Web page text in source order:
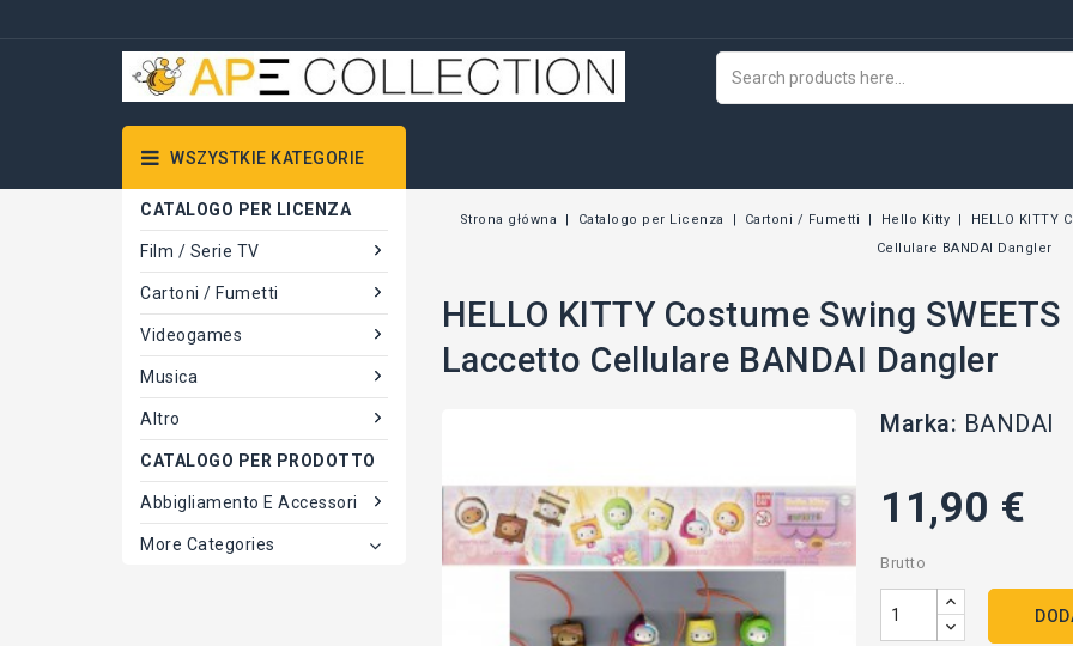
WSZYSTKIE KATEGORIE
CATALOGO PER LICENZA
Film / Serie TV
Cartoni / Fumetti
Videogames
Musica
Altro
CATALOGO PER PRODOTTO
Abbigliamento E Accessori
More Categories
Strona główna Catalogo per Licenza Cartoni / Fumetti Hello Kitty
HELLO KITTY
Cellulare BANDAI Dangler
HELLO KITTY Costume Swing
Laccetto Cellulare BANDAI Dangler
Marka: BANDAI
11,90 €
Brutto